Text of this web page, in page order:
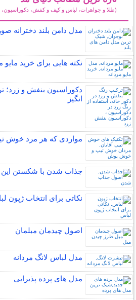
(طلا و جواهرات، لباس و کیف و کفش،
مدل دامن بلند دخترانه
نکته هایی برای خرید مایو
دکوراسیون بنفش و زرد؛
انگیز
مواردی که هر مرد خوش
جذاب شدن با شکستن این
نکاتی برای انتخاب ژپون
اصول چیدمان مبلمان
مدل لباس لانگ مردانه
مدل های پرده پذیرایی